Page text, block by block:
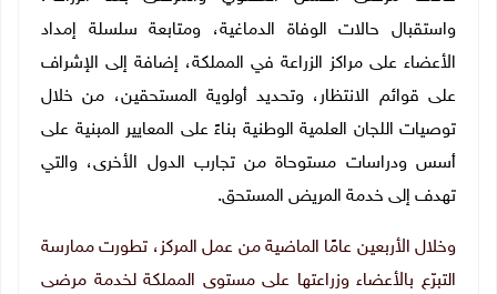
واستقبال حالات الوفاة الدماغية، ومتابعة سلسلة إمداد
الأعضاء على مراكز الزراعة في المملكة، إضافة إلى الإشراف
على قوائم الانتظار، وتحديد أولوية المستحقين، من خلال
توصيات اللجان العلمية الوطنية بناءً على المعايير المبنية على
أسس ودراسات مستوحاة من تجارب الدول الأخرى، والتي
تهدف إلى خدمة المريض المستحق.
وخلال الأربعين عامًا الماضية من عمل المركز، تطورت ممارسة
التبرّع بالأعضاء وزراعتها على مستوى المملكة لخدمة مرضى